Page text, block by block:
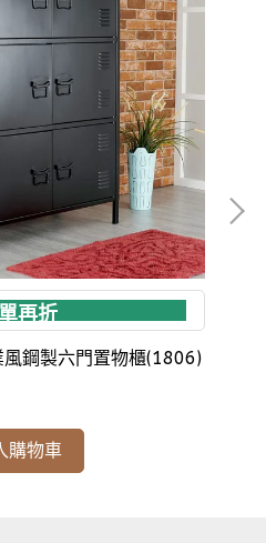
再折
鋼製六門置物櫃(1806)
購物車